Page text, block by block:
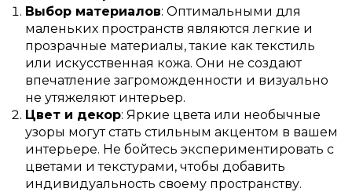
Выбор материалов: Оптимальными для
маленьких пространств являются легкие и
прозрачные материалы, такие как текстиль
или искусственная кожа. Они не создают
впечатление загроможденности и визуально
не утяжеляют интерьер.
Цвет и декор: Яркие цвета или необычные
узоры могут стать стильным акцентом в вашем
интерьере. Не бойтесь экспериментировать с
цветами и текстурами, чтобы добавить
индивидуальность своему пространству.